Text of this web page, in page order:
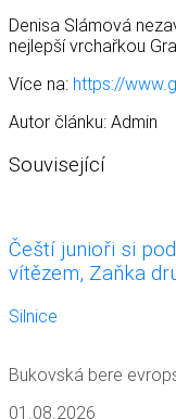
Denisa Slámová
nejlepší vrchařkou
Více na: https://
Autor článku: Admin
Související
Čeští junioři si
vítězem, Zaňka
Silnice
Bukovská bere
01.08.2026